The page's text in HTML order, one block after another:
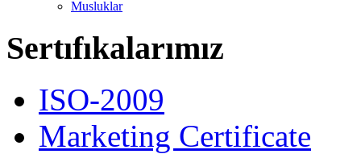
Musluklar
Sertıfıkalarımız
ISO-2009
Marketing Certificate